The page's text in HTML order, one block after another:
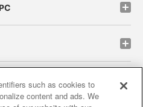
site policy privacy policy
such as cookies to
content and ads. We